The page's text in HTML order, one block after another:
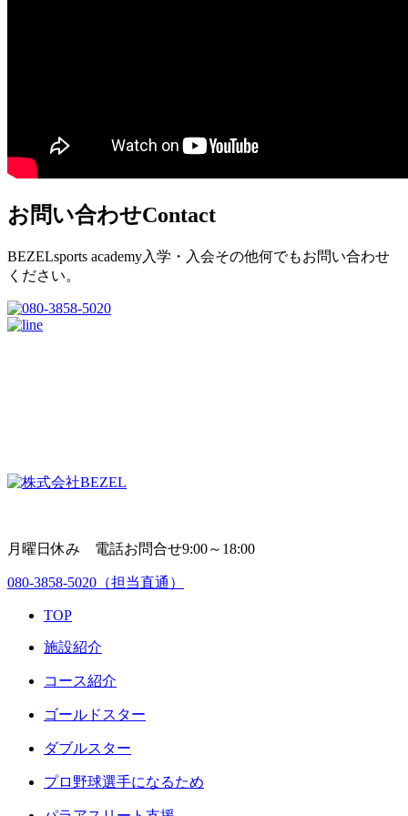
お問い合わせContact
BEZELsports academy入学・入会その他何でもお問い合わせ
ください。
月曜日休み 電話お問合せ9:00～18:00
080-3858-5020 （担当直通）
TOP
施設紹介
コース紹介
ゴールドスター
ダブルスター
プロ野球選手になるため